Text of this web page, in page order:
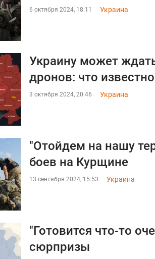
6 октября 2024, 18:11 Украина
Украину может
дронов: что известно
3 октября 2024, 20:46 Украина
"Отойдем на нашу
боев на Курщине
13 сентября 2024, 15:53 Украина
"Готовится что-то
сюрпризы